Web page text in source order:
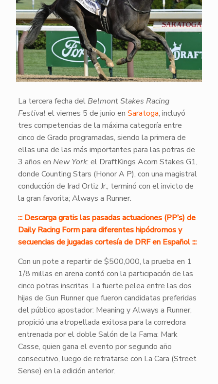
La tercera fecha del Belmont Stakes Racing
Festival el viernes 5 de junio en Saratoga, incluyó
tres competencias de la máxima categoría entre
cinco de Grado programadas, siendo la primera de
ellas una de las más importantes para las potras de
3 años en New York: el DraftKings Acorn Stakes G1,
donde Counting Stars (Honor A P), con una magistral
conducción de Irad Ortiz Jr., terminó con el invicto de
la gran favorita; Always a Runner.
::: Descarga gratis las pasadas actuaciones (PP’s) de
Daily Racing Form para diferentes hipódromos y
secuencias de jugadas cortesía de DRF en Español :::
Con un pote a repartir de $500,000, la prueba en 1
1/8 millas en arena contó con la participación de las
cinco potras inscritas. La fuerte pelea entre las dos
hijas de Gun Runner que fueron candidatas preferidas
del público apostador: Meaning y Always a Runner,
propició una atropellada exitosa para la corredora
entrenada por el doble Salón de la Fama: Mark
Casse, quien gana el evento por segundo año
consecutivo, luego de retratarse con La Cara (Street
Sense) en la edición anterior.